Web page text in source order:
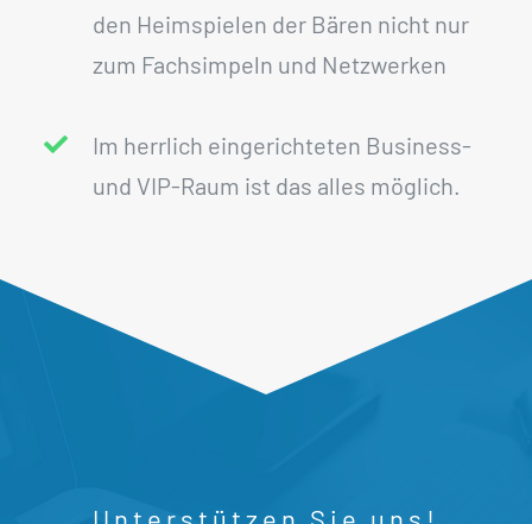
den Heimspielen der Bären nicht nur
zum Fachsimpeln und Netzwerken
Im herrlich eingerichteten Business-
und VIP-Raum ist das alles möglich.
Unterstützen Sie uns!